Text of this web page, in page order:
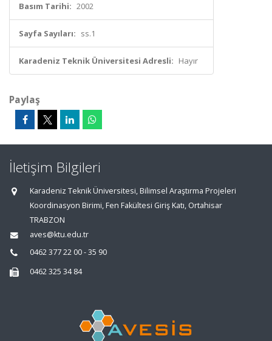
Basım Tarihi: 2002
Sayfa Sayıları: ss.1
Karadeniz Teknik Üniversitesi Adresli: Hayır
Paylaş
İletişim Bilgileri
Karadeniz Teknik Üniversitesi, Bilimsel Araştırma Projeleri
Koordinasyon Birimi, Fen Fakültesi Giriş Katı, Ortahisar
TRABZON
aves@ktu.edu.tr
0462 377 22 00 - 35 90
0462 325 34 84